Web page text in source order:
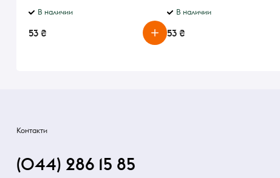
В наличии
53 ₴
В наличии
53 ₴
Контакти
(044) 286 15 85